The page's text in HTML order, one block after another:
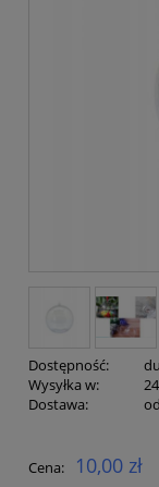
Dostępność:
Wysyłka w:
Dostawa:
Cena nie
Cena: 10,00 zł